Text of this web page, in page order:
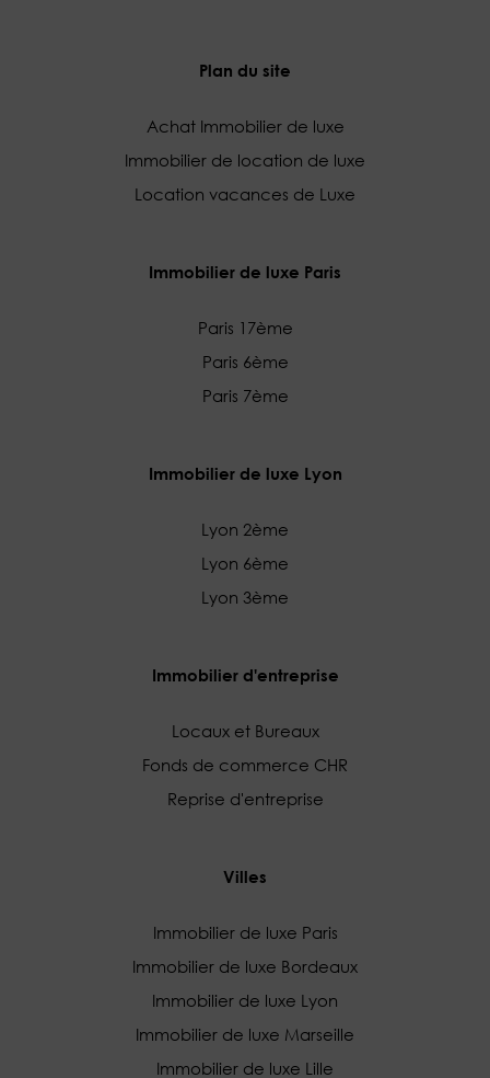
Plan du site
Achat Immobilier de luxe
Immobilier de location de luxe
Location vacances de Luxe
Immobilier de luxe Paris
Paris 17ème
Paris 6ème
Paris 7ème
Immobilier de luxe Lyon
Lyon 2ème
Lyon 6ème
Lyon 3ème
Immobilier d'entreprise
Locaux et Bureaux
Fonds de commerce CHR
Reprise d'entreprise
Villes
Immobilier de luxe Paris
Immobilier de luxe Bordeaux
Immobilier de luxe Lyon
Immobilier de luxe Marseille
Immobilier de luxe Lille